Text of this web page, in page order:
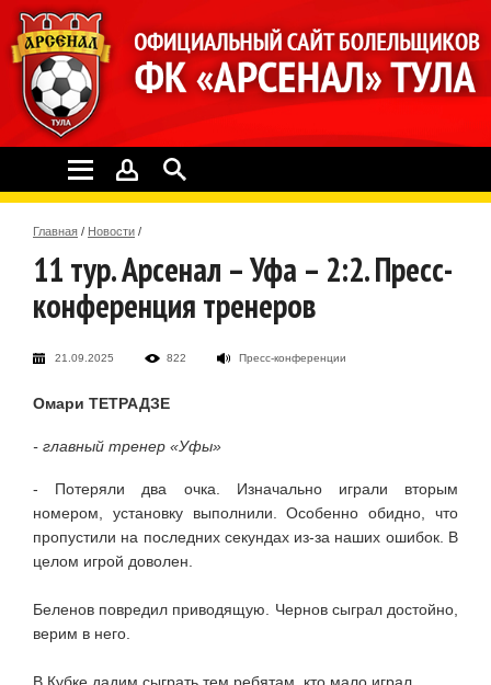
Главная / Новости /
11 тур. Арсенал – Уфа – 2:2. Пресс-
конференция тренеров
21.09.2025 822 Пресс-конференции
Омари ТЕТРАДЗЕ
- главный тренер «Уфы»
- Потеряли два очка. Изначально играли вторым
номером, установку выполнили. Особенно обидно, что
пропустили на последних секундах из-за наших ошибок. В
целом игрой доволен.
Беленов повредил приводящую. Чернов сыграл достойно,
верим в него.
В Кубке дадим сыграть тем ребятам, кто мало играл.